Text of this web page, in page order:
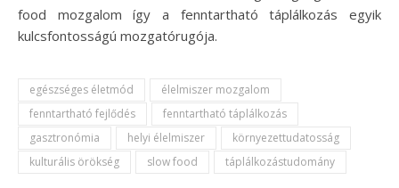
food mozgalom így a fenntartható táplálkozás egyik
kulcsfontosságú mozgatórugója.
egészséges életmód
élelmiszer mozgalom
fenntartható fejlődés
fenntartható táplálkozás
gasztronómia
helyi élelmiszer
környezettudatosság
kulturális örökség
slow food táplálkozástudomány